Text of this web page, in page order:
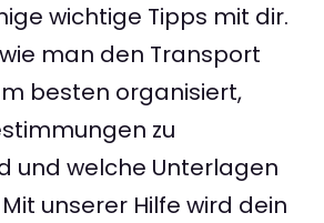
wichtige Tipps mit dir.
man den Transport
besten organisiert,
zu
und welche Unterlagen
unserer Hilfe wird dein